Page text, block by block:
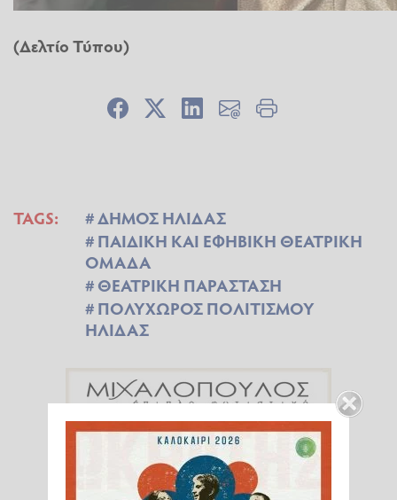
(Δελτίο Τύπου)
TAGS:
ΔΗΜΟΣ ΗΛΙΔΑΣ
ΠΑΙΔΙΚΗ ΚΑΙ ΕΦΗΒΙΚΗ ΘΕΑΤΡΙΚΗ
ΟΜΑΔΑ
ΘΕΑΤΡΙΚΗ ΠΑΡΑΣΤΑΣΗ
ΠΟΛΥΧΩΡΟΣ ΠΟΛΙΤΙΣΜΟΥ
ΗΛΙΔΑΣ